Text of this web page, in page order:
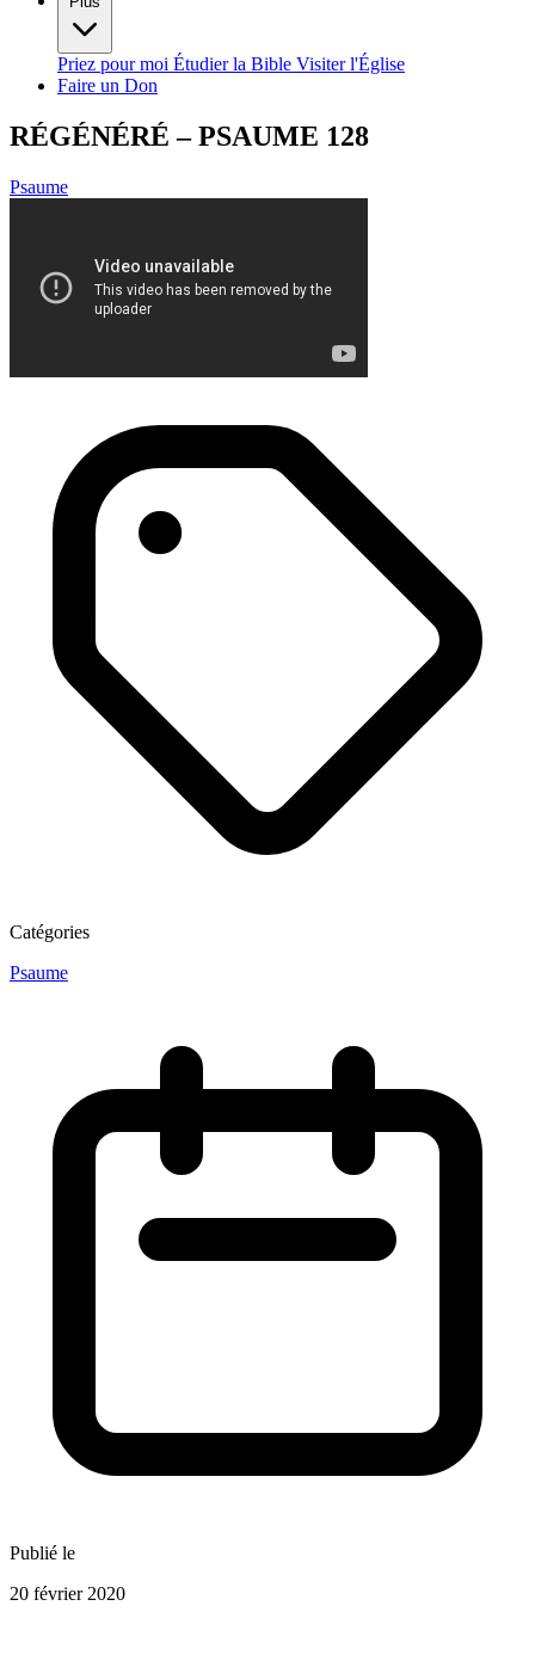
Priez pour moi Étudier la Bible Visiter l'Église
Faire un Don
RÉGÉNÉRÉ – PSAUME 128
Psaume
Catégories
Psaume
Publié le
20 février 2020